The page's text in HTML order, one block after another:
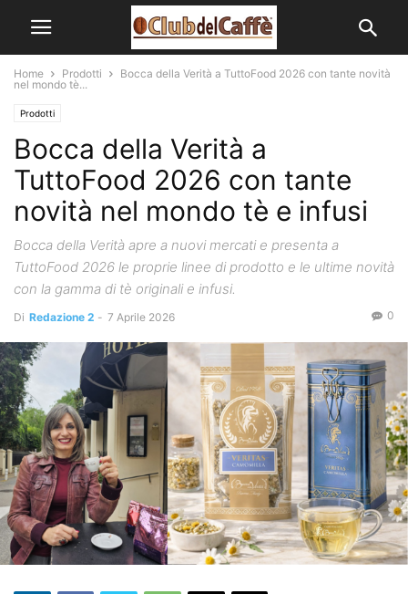
Home Prodotti
Bocca della Verità a TuttoFood 2026 con tante novità
nel mondo tè...
Prodotti
Bocca della Verità a
TuttoFood 2026 con tante
novità nel mondo tè e infusi
Bocca della Verità apre a nuovi mercati e presenta a
TuttoFood 2026 le proprie linee di prodotto e le ultime novità
con la gamma di tè originali e infusi.
Di Redazione 2 - 7 Aprile 2026 0